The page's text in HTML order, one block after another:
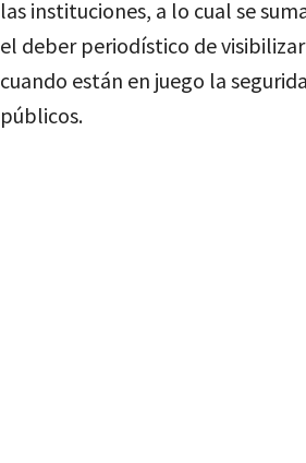
las instituciones, a lo cual se
el deber periodístico de
cuando están en juego la
públicos.